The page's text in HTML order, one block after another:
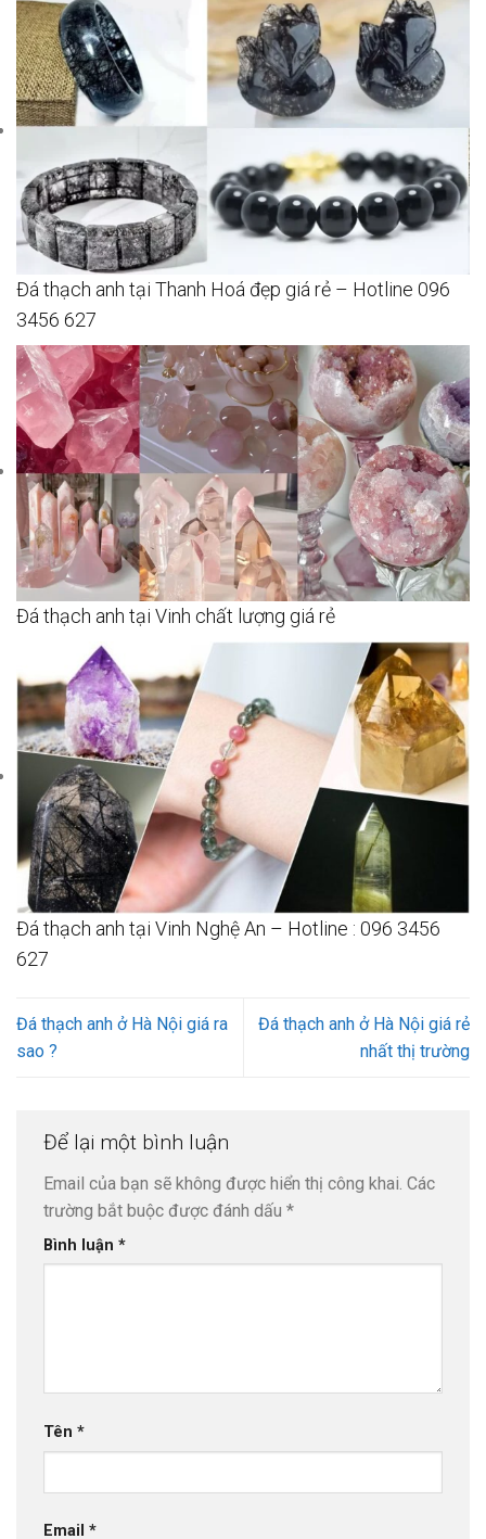
Đá thạch anh tại Thanh Hoá đẹp giá rẻ – Hotline 096
3456 627
Đá thạch anh tại Vinh chất lượng giá rẻ
Đá thạch anh tại Vinh Nghệ An – Hotline : 096 3456
627
Đá thạch anh ở Hà Nội giá ra
sao ?
Đá thạch anh ở Hà Nội giá rẻ
nhất thị trường
Để lại một bình luận
Email của bạn sẽ không được hiển thị công khai. Các
trường bắt buộc được đánh dấu *
Bình luận *
Tên *
Email *